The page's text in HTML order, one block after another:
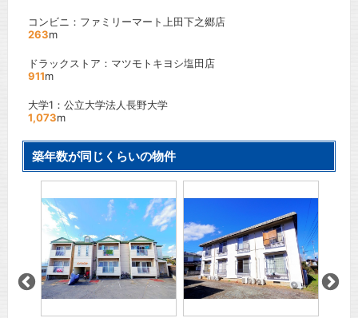
コンビニ：ファミリーマート上田下之郷店
263m
ドラックストア：マツモトキヨシ塩田店
911m
大学1：公立大学法人長野大学
1,073m
築年数が同じくらいの物件